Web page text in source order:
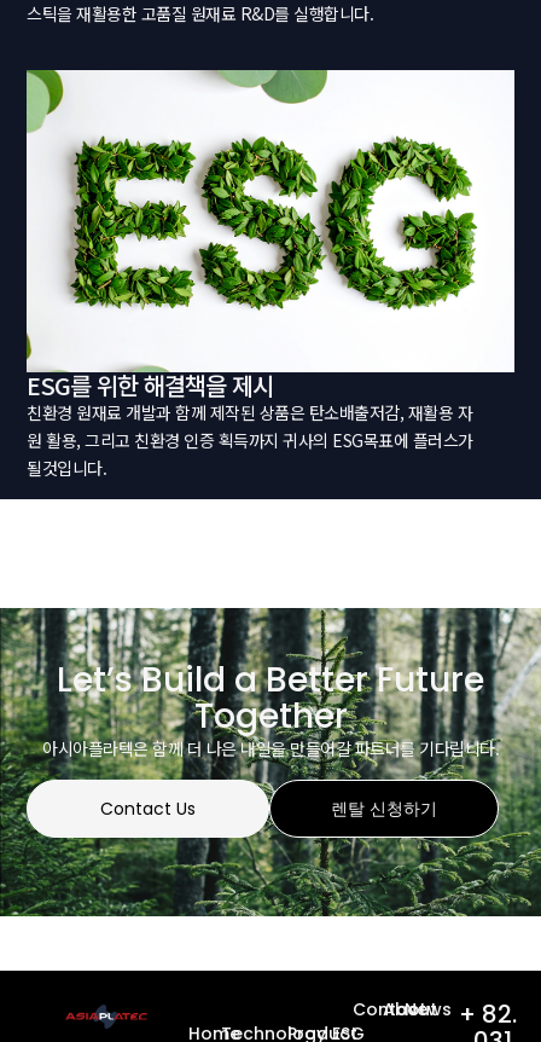
스틱을 재활용한 고품질 원재료 R&D를 실행합니다.
ESG를 위한 해결책을 제시
친환경 원재료 개발과 함께 제작된 상품은 탄소배출저감, 재활용 자
원 활용, 그리고 친환경 인증 획득까지 귀사의 ESG목표에 플러스가
될것입니다.
Let’s Build a Better Future
Together
아시아플라텍은 함께 더 나은 내일을 만들어갈 파트너를 기다립니다.
Contact Us 렌탈 신청하기
HomeTechnology
Product
ESG
Contact
About
News + 82.